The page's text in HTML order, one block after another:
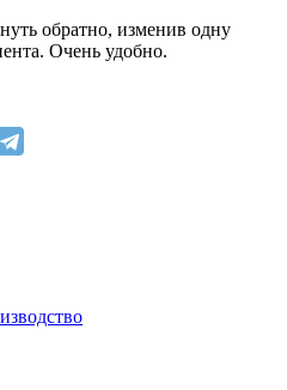
обратно, изменив одну
Очень удобно.